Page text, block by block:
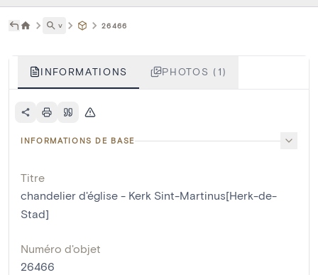
˅ 26466
INFORMATIONS PHOTOS (1)
INFORMATIONS DE BASE
Titre
chandelier d'église - Kerk Sint-Martinus[Herk-de-
Stad]
Numéro d'objet
26466